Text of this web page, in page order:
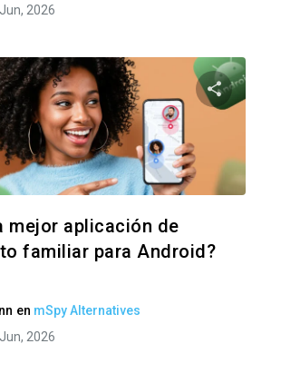
2026
mejor aplicación de
familiar para Android?
en mSpy Alternatives
2026